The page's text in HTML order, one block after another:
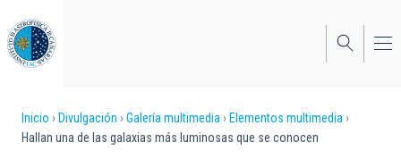
al
contenido
principal
Sobrescribir
Inicio Divulgación Galería multimedia
Elementos multimedia
Hallan una de las galaxias más luminosas que se conocen